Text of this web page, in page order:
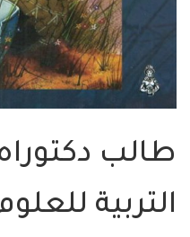
طالب
التربية